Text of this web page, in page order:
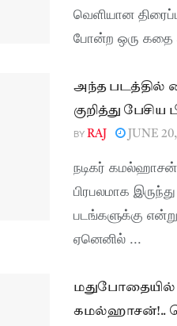
வெளியான
போன்ற ஒரு
அந்த படத்தில்
குறித்து பேசிய
BY RAJ JUNE
நடிகர் கமல்ஹாசன்
பிரபலமாக
படங்களுக்கு
ஏனெனில் ...
மதுபோதையில்
கமல்ஹாசன்!..